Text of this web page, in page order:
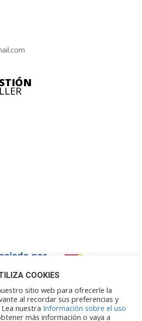
Europea – NextGenerationEU. Sin
COOKIES
sitio web para ofrecerle la
al recordar sus preferencias y
nuestra Información sobre el uso
más información o vaya a